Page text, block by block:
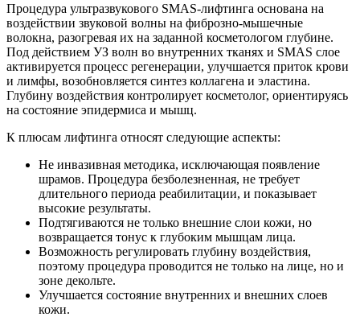
Процедура ультразвукового SMAS-лифтинга основана на
воздействии звуковой волны на фиброзно-мышечные
волокна, разогревая их на заданной косметологом глубине.
Под действием УЗ волн во внутренних тканях и SMAS слое
активируется процесс регенерации, улучшается приток крови
и лимфы, возобновляется синтез коллагена и эластина.
Глубину воздействия контролирует косметолог, ориентируясь
на состояние эпидермиса и мышц.
К плюсам лифтинга относят следующие аспекты:
Не инвазивная методика, исключающая появление
шрамов. Процедура безболезненная, не требует
длительного периода реабилитации, и показывает
высокие результаты.
Подтягиваются не только внешние слои кожи, но
возвращается тонус к глубоким мышцам лица.
Возможность регулировать глубину воздействия,
поэтому процедура проводится не только на лице, но и
зоне декольте.
Улучшается состояние внутренних и внешних слоев
кожи.